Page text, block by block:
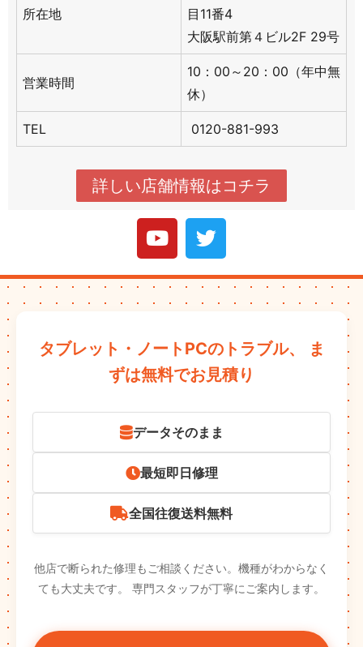
所在地
目11番4
大阪駅前第４ビル2F 29号
営業時間
10：00～20：00（年中無
休）
TEL 0120-881-993
詳しい店舗情報はコチラ
タブレット・ノートPCのトラブル、
ま
ずは無料でお見積り
データそのまま
最短即日修理
全国往復送料無料
他店で断られた修理もご相談ください。機種がわからなく
ても大丈夫です。
専門スタッフが丁寧にご案内します。